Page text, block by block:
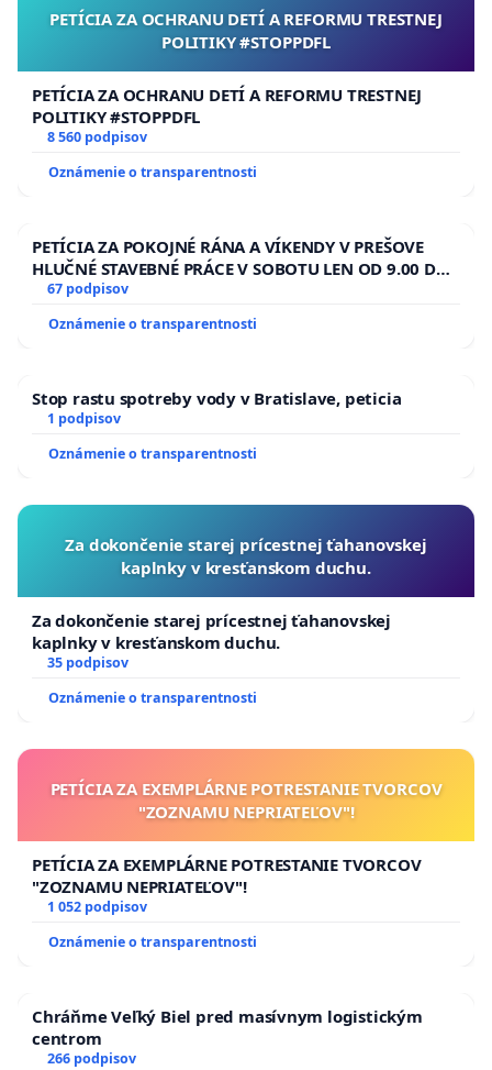
PETÍCIA ZA OCHRANU DETÍ A REFORMU TRESTNEJ
POLITIKY #STOPPDFL
PETÍCIA ZA OCHRANU DETÍ A REFORMU TRESTNEJ
POLITIKY #STOPPDFL
8 560 podpisov
Oznámenie o transparentnosti
PETÍCIA ZA POKOJNÉ RÁNA A VÍKENDY V PREŠOVE
HLUČNÉ STAVEBNÉ PRÁCE V SOBOTU LEN OD 9.00 DO
13.00 HOD., CEZ PRACOVNÝ TÝŽDEŇ CIEĽ 8.00 – 18.00
HOD. A PRAVIDELNÁ KONTROLA STAVBY C-AREA NA
ĎUMBIERSKEJ/MAGU
67 podpisov
Oznámenie o transparentnosti
Stop rastu spotreby vody v Bratislave, peticia
1 podpisov
Oznámenie o transparentnosti
Za dokončenie starej prícestnej ťahanovskej
kaplnky v kresťanskom duchu.
Za dokončenie starej prícestnej ťahanovskej
kaplnky v kresťanskom duchu.
35 podpisov
Oznámenie o transparentnosti
PETÍCIA ZA EXEMPLÁRNE POTRESTANIE TVORCOV
"ZOZNAMU NEPRIATEĽOV"!
PETÍCIA ZA EXEMPLÁRNE POTRESTANIE TVORCOV
"ZOZNAMU NEPRIATEĽOV"!
1 052 podpisov
Oznámenie o transparentnosti
Chráňme Veľký Biel pred masívnym logistickým
centrom
266 podpisov